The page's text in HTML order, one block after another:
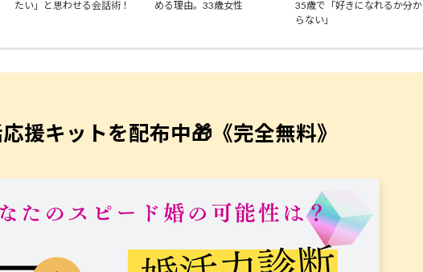
たい」と思わせる会話術！
める理由。33歳女性
35歳で「好きになれるか分か
らない」
援キットを配布中🎁《完全無料》